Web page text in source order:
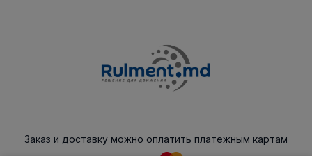
Заказ и доставку можно оплатить платежным картам